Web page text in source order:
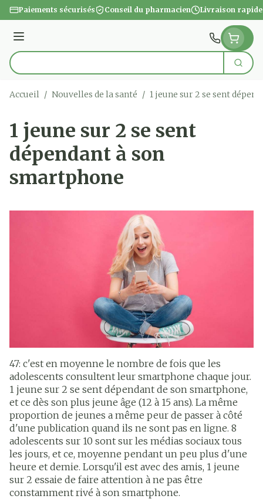
Aller au contenu
Paiements sécurisés Conseil du pharmacien Livraison rapide
Menu
Rechercher
Accueil / Nouvelles de la santé / 1 jeune sur 2 se sent
1 jeune sur 2 se sent
dépendant à son
smartphone
47: c'est en moyenne le nombre de fois que les
adolescents consultent leur smartphone chaque jour.
1 jeune sur 2 se sent dépendant de son smartphone,
et ce dès son plus jeune âge (12 à 15 ans). La même
proportion de jeunes a même peur de passer à côté
d'une publication quand ils ne sont pas en ligne. 8
adolescents sur 10 sont sur les médias sociaux tous
les jours, et ce, moyenne pendant un peu plus d'une
heure et demie. Lorsqu'il est avec des amis, 1 jeune
sur 2 essaie de faire attention à ne pas être
constamment rivé à son smartphone.